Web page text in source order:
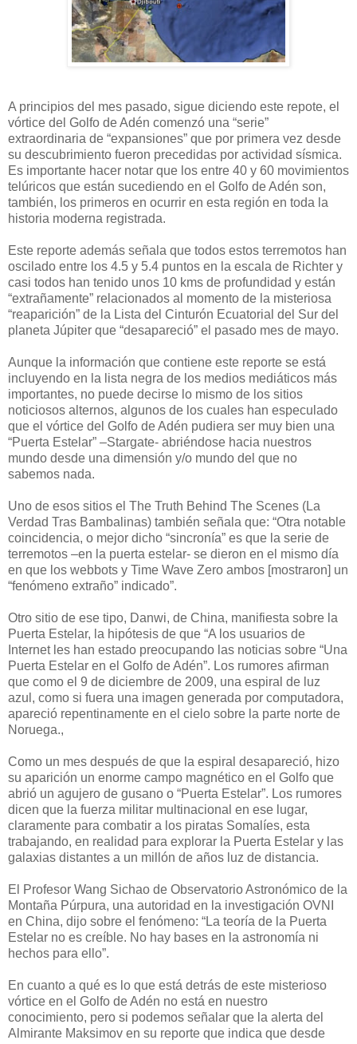
A principios del mes pasado, sigue diciendo este repote, el
vórtice del Golfo de Adén comenzó una “serie”
extraordinaria de “expansiones” que por primera vez desde
su descubrimiento fueron precedidas por actividad sísmica.
Es importante hacer notar que los entre 40 y 60 movimientos
telúricos que están sucediendo en el Golfo de Adén son,
también, los primeros en ocurrir en esta región en toda la
historia moderna registrada.
Este reporte además señala que todos estos terremotos han
oscilado entre los 4.5 y 5.4 puntos en la escala de Richter y
casi todos han tenido unos 10 kms de profundidad y están
“extrañamente” relacionados al momento de la misteriosa
“reaparición” de la Lista del Cinturón Ecuatorial del Sur del
planeta Júpiter que “desapareció” el pasado mes de mayo.
Aunque la información que contiene este reporte se está
incluyendo en la lista negra de los medios mediáticos más
importantes, no puede decirse lo mismo de los sitios
noticiosos alternos, algunos de los cuales han especulado
que el vórtice del Golfo de Adén pudiera ser muy bien una
“Puerta Estelar” –Stargate- abriéndose hacia nuestros
mundo desde una dimensión y/o mundo del que no
sabemos nada.
Uno de esos sitios el The Truth Behind The Scenes (La
Verdad Tras Bambalinas) también señala que: “Otra notable
coincidencia, o mejor dicho “sincronía” es que la serie de
terremotos –en la puerta estelar- se dieron en el mismo día
en que los webbots y Time Wave Zero ambos [mostraron] un
“fenómeno extraño” indicado”.
Otro sitio de ese tipo, Danwi, de China, manifiesta sobre la
Puerta Estelar, la hipótesis de que “A los usuarios de
Internet les han estado preocupando las noticias sobre “Una
Puerta Estelar en el Golfo de Adén”. Los rumores afirman
que como el 9 de diciembre de 2009, una espiral de luz
azul, como si fuera una imagen generada por computadora,
apareció repentinamente en el cielo sobre la parte norte de
Noruega.,
Como un mes después de que la espiral desapareció, hizo
su aparición un enorme campo magnético en el Golfo que
abrió un agujero de gusano o “Puerta Estelar”. Los rumores
dicen que la fuerza militar multinacional en ese lugar,
claramente para combatir a los piratas Somalíes, esta
trabajando, en realidad para explorar la Puerta Estelar y las
galaxias distantes a un millón de años luz de distancia.
El Profesor Wang Sichao de Observatorio Astronómico de la
Montaña Púrpura, una autoridad en la investigación OVNI
en China, dijo sobre el fenómeno: “La teoría de la Puerta
Estelar no es creíble. No hay bases en la astronomía ni
hechos para ello”.
En cuanto a qué es lo que está detrás de este misterioso
vórtice en el Golfo de Adén no está en nuestro
conocimiento, pero si podemos señalar que la alerta del
Almirante Maksimov en su reporte que indica que desde